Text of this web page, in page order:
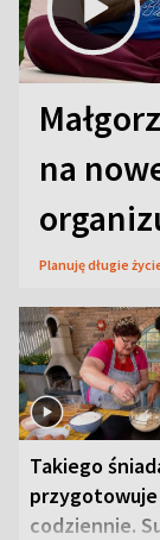
na
Planuję długie
Takiego
przygotowuje
codziennie.